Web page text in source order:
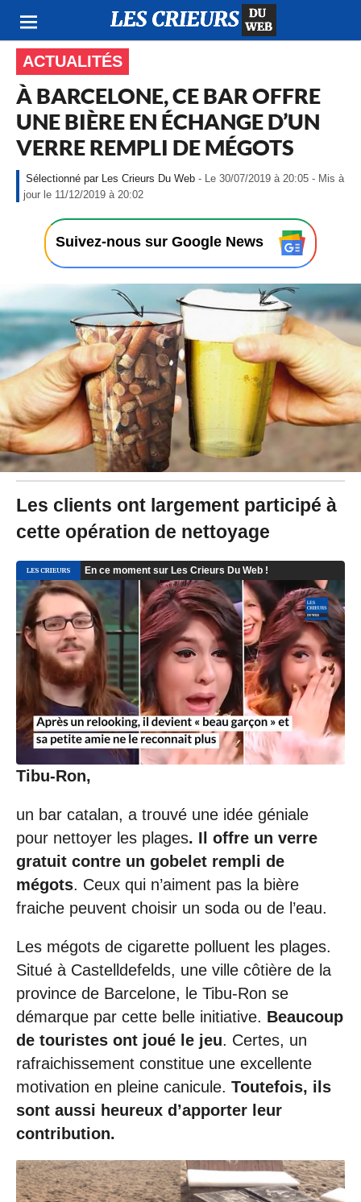
ACTUALITÉS
À BARCELONE, CE BAR OFFRE
UNE BIÈRE EN ÉCHANGE D’UN
VERRE REMPLI DE MÉGOTS
Les Crieurs Du Web - Le 30/07/2019 à 20:05 - Mis à
jour le 11/12/2019 à 20:02
3
/
0
/
2
0
1
9
à
2
:
5
-
M
i
s
j
o
u
r
l
e
1
1
1
2
/
2
0
2
0
0
2
Suivez-nous sur Google News
Les clients ont largement participé à
cette opération de nettoyage
Tibu-Ron,
un bar catalan, a trouvé une idée géniale
pour nettoyer les plages. Il offre un verre
gratuit contre un gobelet rempli de
mégots. Ceux qui n’aiment pas la bière
fraiche peuvent choisir un soda ou de l’eau.
Les mégots de cigarette polluent les plages.
Situé à Castelldefelds, une ville côtière de la
province de Barcelone, le Tibu-Ron se
démarque par cette belle initiative. Beaucoup
de touristes ont joué le jeu. Certes, un
rafraichissement constitue une excellente
motivation en pleine canicule. Toutefois, ils
sont aussi heureux d’apporter leur
contribution.